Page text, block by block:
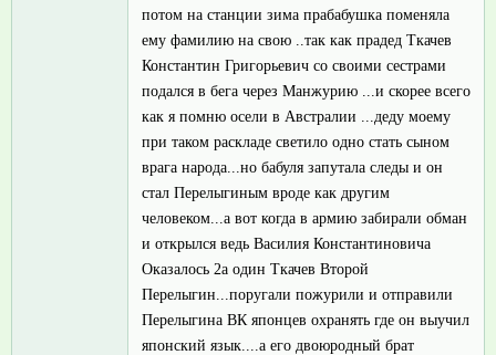
потом на станции зима прабабушка поменяла
ему фамилию на свою ..так как прадед Ткачев
Константин Григорьевич со своими сестрами
подался в бега через Манжурию ...и скорее всего
как я помню осели в Австралии ...деду моему
при таком раскладе светило одно стать сыном
врага народа...но бабуля запутала следы и он
стал Перелыгиным вроде как другим
человеком...а вот когда в армию забирали обман
и открылся ведь Василия Константиновича
Оказалось 2а один Ткачев Второй
Перелыгин...поругали пожурили и отправили
Перелыгина ВК японцев охранять где он выучил
японский язык....а его двоюродный брат